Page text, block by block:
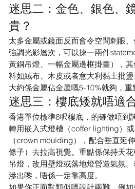
迷思二：金色、銀色、
貴？
太多金屬或鏡面反而會令空間刺眼
強調光影層次，可以揀一兩件
黃銅吊燈、一幅金屬邊框掛畫），
料如絨布、木皮或者意大利黏土批
大約係金屬佔全屋嘅5-10%就夠，重
迷思三：樓底矮就唔適
香港單位標準8呎樓底，的確做唔到
轉用嵌入式燈槽（coffer lighting）
（crown moulding），配合垂直延
條子）去拉高視覺。重點係保持天
吊燈，改用壁燈或落地燈營造氣氛
滲出嚟，唔係一定靠高度。
如果你正面對類似嘅設計兩難，例